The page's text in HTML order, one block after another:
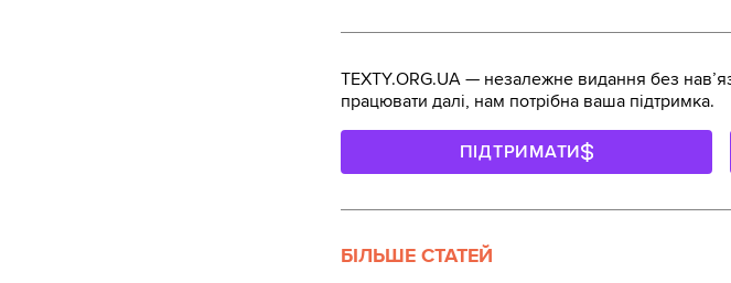
TEXTY.ORG.UA — незалежне видання без
працювати далі, нам потрібна ваша підтримка.
ПІДТРИМАТИ
БІЛЬШЕ СТАТЕЙ